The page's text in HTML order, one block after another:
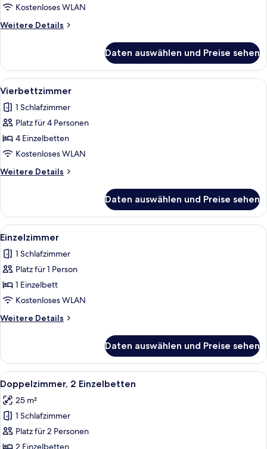
Kostenloses WLAN
Weitere Details
Weitere
Daten auswählen und Preise sehen
Alle
Fotos
für
Vierbettzimmer
anzeigen
2
Vierbettzimmer
1 Schlafzimmer
Platz für 4 Personen
4 Einzelbetten
Kostenloses WLAN
Weitere Details
Weitere
Daten auswählen und Preise sehen
Alle
Fotos
für
Einzelzimmer
anzeigen
2
Einzelzimmer
1 Schlafzimmer
Platz für 1 Person
1 Einzelbett
Kostenloses WLAN
Weitere Details
Weitere
Daten auswählen und Preise sehen
Alle
Fotos
für
Doppelzimmer,
2 Einzelbetten
anzeigen
Eine moderne Küche mit weißen
1
Doppelzimmer, 2 Einzelbetten
25 m²
1 Schlafzimmer
Platz für 2 Personen
2 Einzelbetten